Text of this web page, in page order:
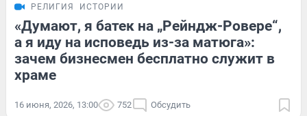
РЕЛИГИЯ ИСТОРИИ
«Думают, я батек на „Рейндж-Ровере“,
а я иду на исповедь из-за матюга»:
зачем бизнесмен бесплатно служит в
храме
16 июня, 2026, 13:00 752 Обсудить